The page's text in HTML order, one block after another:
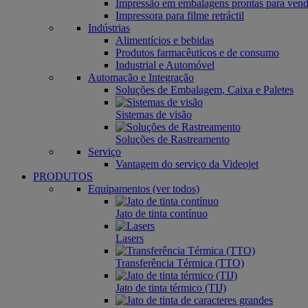
Impressão em embalagens prontas para
Impressora para filme retráctil
Indústrias
Alimentícios e bebidas
Produtos farmacêuticos e de consumo
Industrial e Automóvel
Automação e Integração
Soluções de Embalagem, Caixa e Paletes
Sistemas de visão
Soluções de Rastreamento
Serviço
Vantagem do serviço da Videojet
PRODUTOS
Equipamentos (ver todos)
Jato de tinta contínuo
Lasers
Transferência Térmica (TTO)
Jato de tinta térmico (TIJ)